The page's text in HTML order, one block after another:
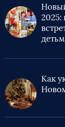
2025:
Как